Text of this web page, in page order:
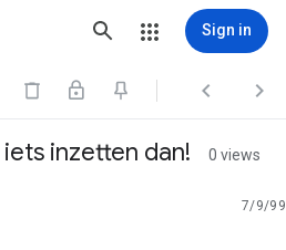
Sign in
  
inzetten dan! 0 views
7/9/99